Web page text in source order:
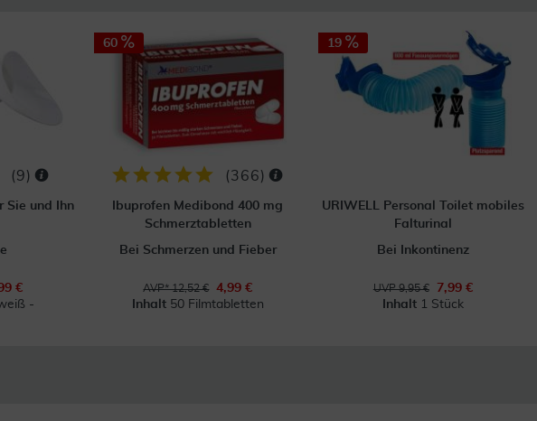
(9)
Sie und Ihn
€
-
60
(366)
Ibuprofen Medibond 400 mg
Schmerztabletten
Bei Schmerzen und Fieber
AVP* 12,52 €
4,99 €
Inhalt 50 Filmtabletten
19
URIWELL Personal Toilet mobiles
Falturinal
Bei Inkontinenz
UVP 9,95 €
7,99 €
Inhalt 1 Stück